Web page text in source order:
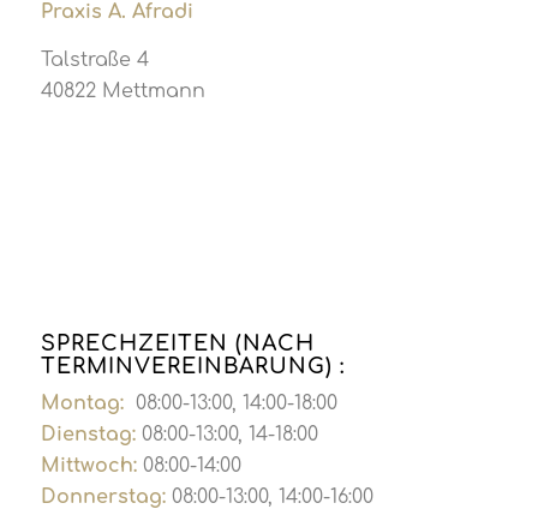
Praxis A. Afradi
Talstraße 4
40822 Mettmann
SPRECHZEITEN (NACH
TERMINVEREINBARUNG) :
Montag:08:00-13:00, 14:00-18:00
Dienstag:08:00-13:00, 14-18:00
Mittwoch:08:00-14:00
Donnerstag:08:00-13:00, 14:00-16:00